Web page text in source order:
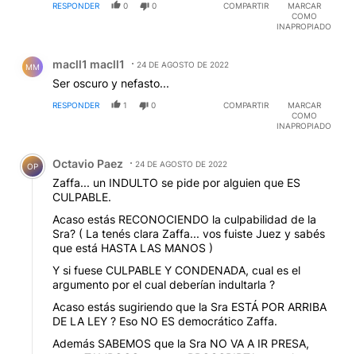
RESPONDER 0 0 COMPARTIR
MARCAR
COMO
INAPROPIADO
MM macll1 macll1 24 DE AGOSTO DE 2022
Ser oscuro y nefasto...
RESPONDER 1 0 COMPARTIR
MARCAR
COMO
INAPROPIADO
Comentario de Octavio Paez.
OP Octavio Paez 24 DE AGOSTO DE 2022
Zaffa... un INDULTO se pide por alguien que ES
CULPABLE.
Acaso estás RECONOCIENDO la culpabilidad de la
Sra? ( La tenés clara Zaffa... vos fuiste Juez y sabés
que está HASTA LAS MANOS )
Y si fuese CULPABLE Y CONDENADA, cual es el
argumento por el cual deberían indultarla ?
Acaso estás sugiriendo que la Sra ESTÁ POR ARRIBA
DE LA LEY ? Eso NO ES democrático Zaffa.
Además SABEMOS que la Sra NO VA A IR PRESA,